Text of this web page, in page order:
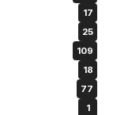
17
25
109
18
77
1